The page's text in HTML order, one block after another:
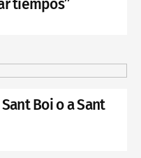
tiempos”
Boi o a Sant